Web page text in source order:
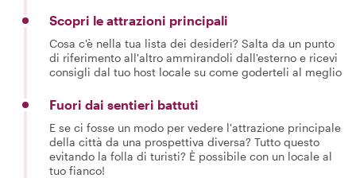
Scopri le attrazioni principali
Cosa c'è nella tua lista dei desideri? Salta da un punto
di riferimento all'altro ammirandoli dall'esterno e ricevi
consigli dal tuo host locale su come goderteli al meglio
Fuori dai sentieri battuti
E se ci fosse un modo per vedere l'attrazione principale
della città da una prospettiva diversa? Tutto questo
evitando la folla di turisti? È possibile con un locale al
tuo fianco!